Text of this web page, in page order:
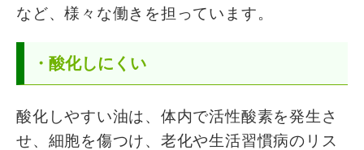
など、様々な働きを担っています。
・酸化しにくい
酸化しやすい油は、体内で活性酸素を発生さ
せ、細胞を傷つけ、老化や生活習慣病のリス